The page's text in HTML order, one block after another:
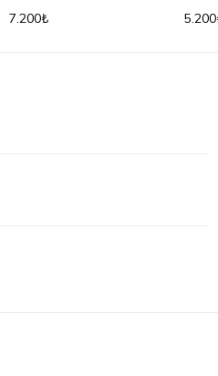
7.200₺